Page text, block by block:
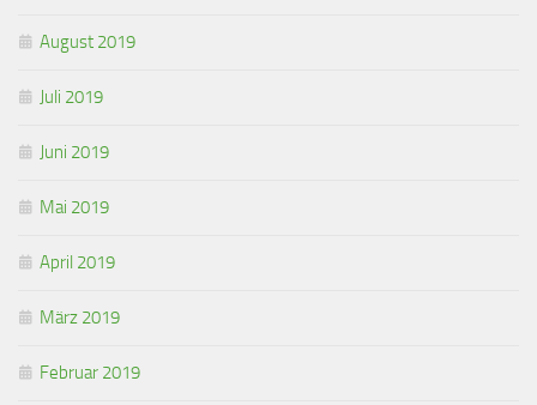
August 2019
Juli 2019
Juni 2019
Mai 2019
April 2019
März 2019
Februar 2019